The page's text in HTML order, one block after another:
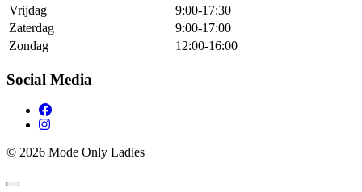
Vrijdag
9:00-17:30
Zaterdag
9:00-17:00
Zondag
12:00-16:00
Social Media
© 2026 Mode Only Ladies